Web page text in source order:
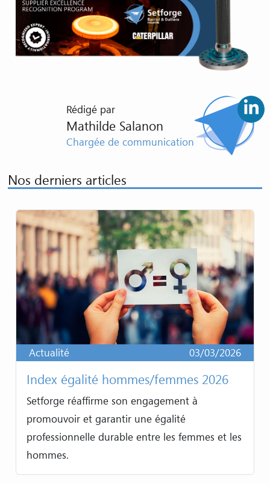
Rédigé par
Mathilde Salanon
Chargée de communication
Nos derniers articles
Actualité 03/03/2026
Index égalité hommes/femmes 2026
Setforge réaffirme son engagement à
promouvoir et garantir une égalité
professionnelle durable entre les femmes et les
hommes.